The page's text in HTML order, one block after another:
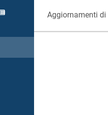
Aggiornamenti di